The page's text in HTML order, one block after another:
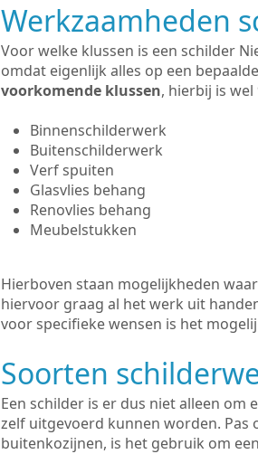
Werkzaamheden
Voor welke klussen is een schilder
omdat eigenlijk alles op een
voorkomende klussen, hierbij is
Binnenschilderwerk
Buitenschilderwerk
Verf spuiten
Glasvlies behang
Renovlies behang
Meubelstukken
Hierboven staan mogelijkheden
hiervoor graag al het werk uit
voor specifieke wensen is het
Soorten
Een schilder is er dus niet alleen
zelf uitgevoerd kunnen worden. Pas
buitenkozijnen, is het gebruik om